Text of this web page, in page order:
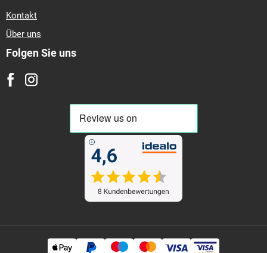
Kontakt
Über uns
Folgen Sie uns